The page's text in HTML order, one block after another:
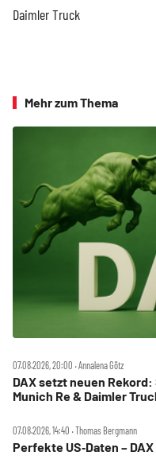
Daimler Truck
Mehr zum Thema
07.08.2026, 20:00 ‧ Annalena Götz
DAX setzt neuen
Munich Re & Daimler
07.08.2026, 14:40 ‧ Thomas Bergmann
Perfekte US‑Daten –